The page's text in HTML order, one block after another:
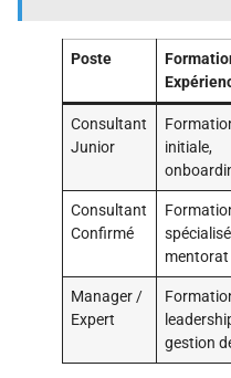
Poste
Consultant
Junior
initiale,
Consultant
Confirmé
mentorat
Manager /
Expert
gestion